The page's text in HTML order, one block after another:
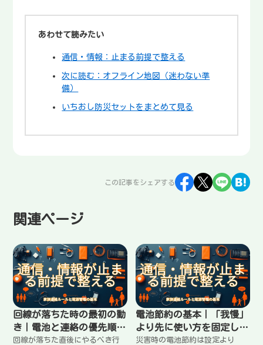
あわせて読みたい
通信・情報：止まる前提で整える
次に読む：オフライン地図（迷わない準
備）
いちおし防災セットをまとめて見る
この記事をシェアする
関連ページ
回線が落ちた時の最初の動
き｜電池と連絡の優先順位
を崩さない
回線が落ちた直後にやるべき行
電池節約の基本｜「我慢」
より先に使い方を固定して
切れない運用にする
災害時の電池節約は設定より